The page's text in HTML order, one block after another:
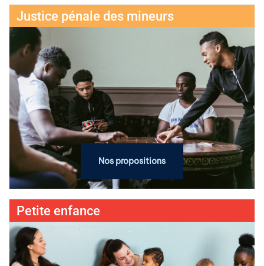
Justice pénale des mineurs
Nos propositions
Petite enfance